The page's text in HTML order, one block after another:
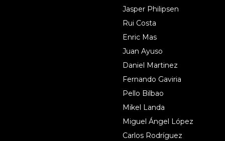
Jasper Philipsen
Rui Costa
Enric Mas
Juan Ayuso
Daniel Martinez
Fernando Gaviria
Pello Bilbao
Mikel Landa
Miguel Ángel López
Carlos Rodríguez